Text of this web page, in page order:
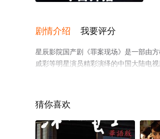
剧情介绍 我要评分
星辰影院国产剧《罪案现场》是一部由
戚彩等明星演员精彩演绎的中国大陆电
影网，热播电视剧提前免费观看，更多
猜你喜欢